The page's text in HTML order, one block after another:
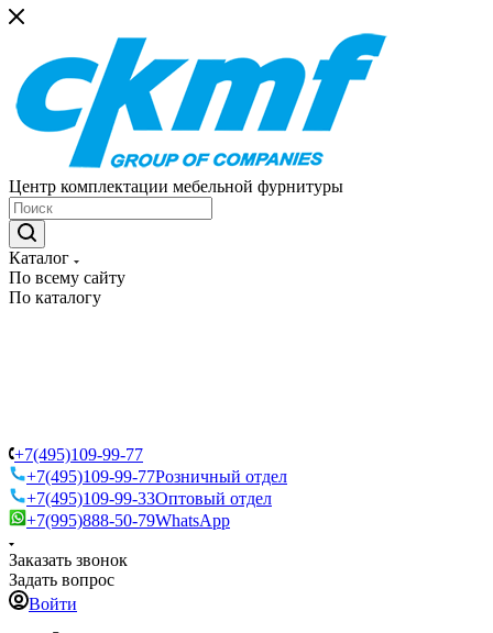
Центр комплектации мебельной фурнитуры
Каталог
По всему сайту
По каталогу
+7(495)109-99-77
+7(495)109-99-77Розничный отдел
+7(495)109-99-33Оптовый отдел
+7(995)888-50-79WhatsApp
Заказать звонок
Задать вопрос
Войти